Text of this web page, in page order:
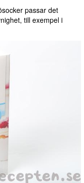
passar det
till exempel i